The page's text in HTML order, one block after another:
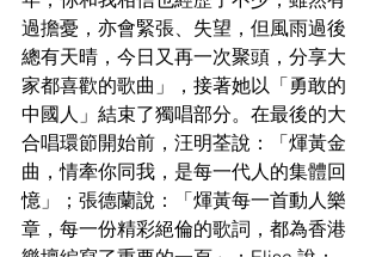
過擔憂，亦會緊張、失望，但風雨過後
總有天晴，今日又再一次聚頭，分享大
家都喜歡的歌曲」，接著她以「勇敢的
中國人」結束了獨唱部分。在最後的大
合唱環節開始前，汪明荃說：「煇黃金
曲，情牽你同我，是每一代人的集體回
憶」；張德蘭說：「煇黃每一首動人樂
章，每一份精彩絕倫的歌詞，都為香港